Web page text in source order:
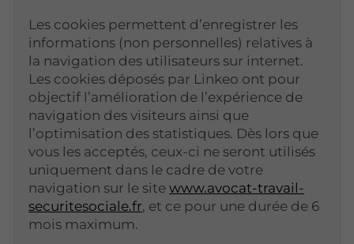
Les cookies permettent d’enregistrer les
informations (non personnelles) relatives à
la navigation des utilisateurs sur internet.
Les cookies déposés par Linkeo ont pour
objectif l’amélioration de l’expérience de
navigation des visiteurs ainsi que
l’optimisation des statistiques. Dès lors que
vous les acceptés, ceux-ci ne seront utilisés
uniquement dans le cadre de votre
navigation sur le sitewww.avocat-travail-
securitesociale.fr, et ce pour une durée de 6
mois maximum.